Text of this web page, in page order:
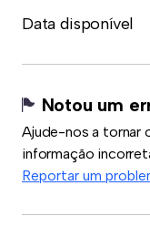
Data disponível
Notou um
Ajude-nos a tornar
informação
Reportar um